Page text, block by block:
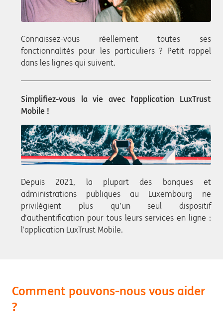
Connaissez-vous réellement toutes ses
fonctionnalités pour les particuliers ? Petit rappel
dans les lignes qui suivent.
Simplifiez-vous la vie avec l’application LuxTrust
Mobile !
Depuis 2021, la plupart des banques et
administrations publiques au Luxembourg ne
privilégient plus qu’un seul dispositif
d’authentification pour tous leurs services en ligne :
l’application LuxTrust Mobile.
Comment pouvons-nous vous aider
?